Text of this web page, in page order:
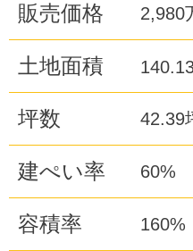
販売価格 2,980
土地面積
坪数 42.39
建ぺい率 60%
容積率 160%